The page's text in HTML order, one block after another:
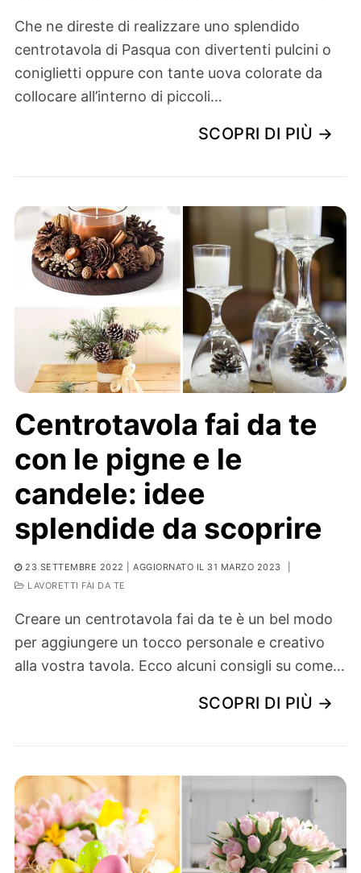
Che ne direste di realizzare uno splendido
centrotavola di Pasqua con divertenti pulcini o
coniglietti oppure con tante uova colorate da
collocare all’interno di piccoli…
SCOPRI DI PIÙ →
Centrotavola fai da te
con le pigne e le
candele: idee
splendide da scoprire
23 SETTEMBRE 2022 | AGGIORNATO IL 31 MARZO 2023
LAVORETTI FAI DA TE
Creare un centrotavola fai da te è un bel modo
per aggiungere un tocco personale e creativo
alla vostra tavola. Ecco alcuni consigli su come…
SCOPRI DI PIÙ →